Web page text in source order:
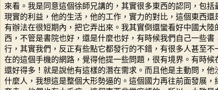
來看。我是同意這個徐師兄講的，其實很多東西的認同，包
現實的利益，他的生活，他的工作，實力的對比，這個東西
有辦法在很短期內，把它弄出來。我其實倒還蠻看好中國大
西，不管是書院也好，還是什麼也好，有時候我們自己一些
行，其實我們，反正有些點它都發行的不錯，有很多人甚至
在的這個手機的網路，覺得他提一些問題，很有境界。有時
還好得多！就是說他有這樣的潛在需求。而且他是主動問，
什麼人，我想這是整個大形勢逼的。這個國力再往前面發展